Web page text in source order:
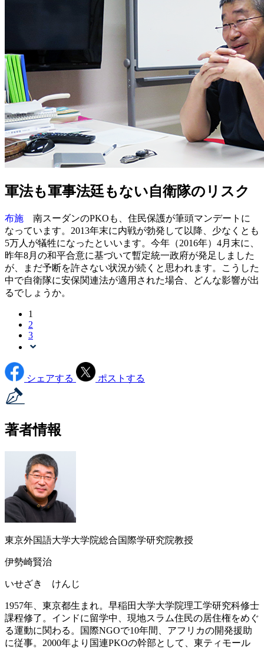
軍法も軍事法廷もない自衛隊のリスク
布施 南スーダンのPKOも、住民保護が筆頭マンデートに
なっています。2013年末に内戦が勃発して以降、少なくとも
5万人が犠牲になったといいます。今年（2016年）4月末に、
昨年8月の和平合意に基づいて暫定統一政府が発足しました
が、まだ予断を許さない状況が続くと思われます。こうした
中で自衛隊に安保関連法が適用された場合、どんな影響が出
るでしょうか。
1
2
3
シェアする ポストする
著者情報
東京外国語大学大学院総合国際学研究院教授
伊勢崎賢治
いせざき けんじ
1957年、東京都生まれ。早稲田大学大学院理工学研究科修士
課程修了。インドに留学中、現地スラム住民の居住権をめぐ
る運動に関わる。国際NGOで10年間、アフリカの開発援助
に従事。2000年より国連PKOの幹部として、東ティモール